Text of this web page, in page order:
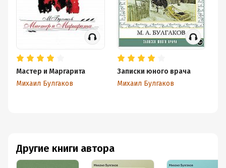
Другие книги автора
Мастер и Маргарита
Михаил Булгаков
Записки юного врача
Михаил Булгаков